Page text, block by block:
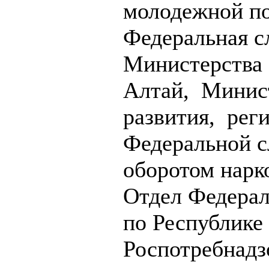
молодежной
Федеральная
Алтай,
развития,
Федеральной
оборотом
Отдел
по